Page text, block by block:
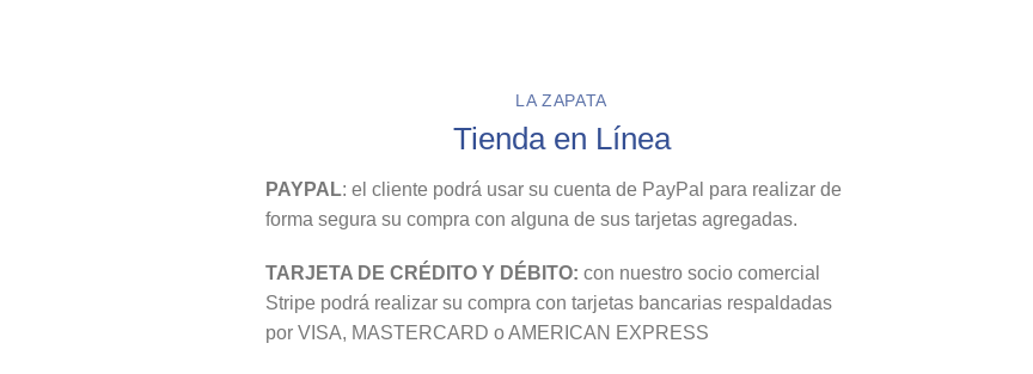
LA ZAPATA
Tienda en Línea
PAYPAL: el cliente podrá usar su cuenta de PayPal para realizar de
forma segura su compra con alguna de sus tarjetas agregadas.
TARJETA DE CRÉDITO Y DÉBITO: con nuestro socio comercial
Stripe podrá realizar su compra con tarjetas bancarias respaldadas
por VISA, MASTERCARD o AMERICAN EXPRESS